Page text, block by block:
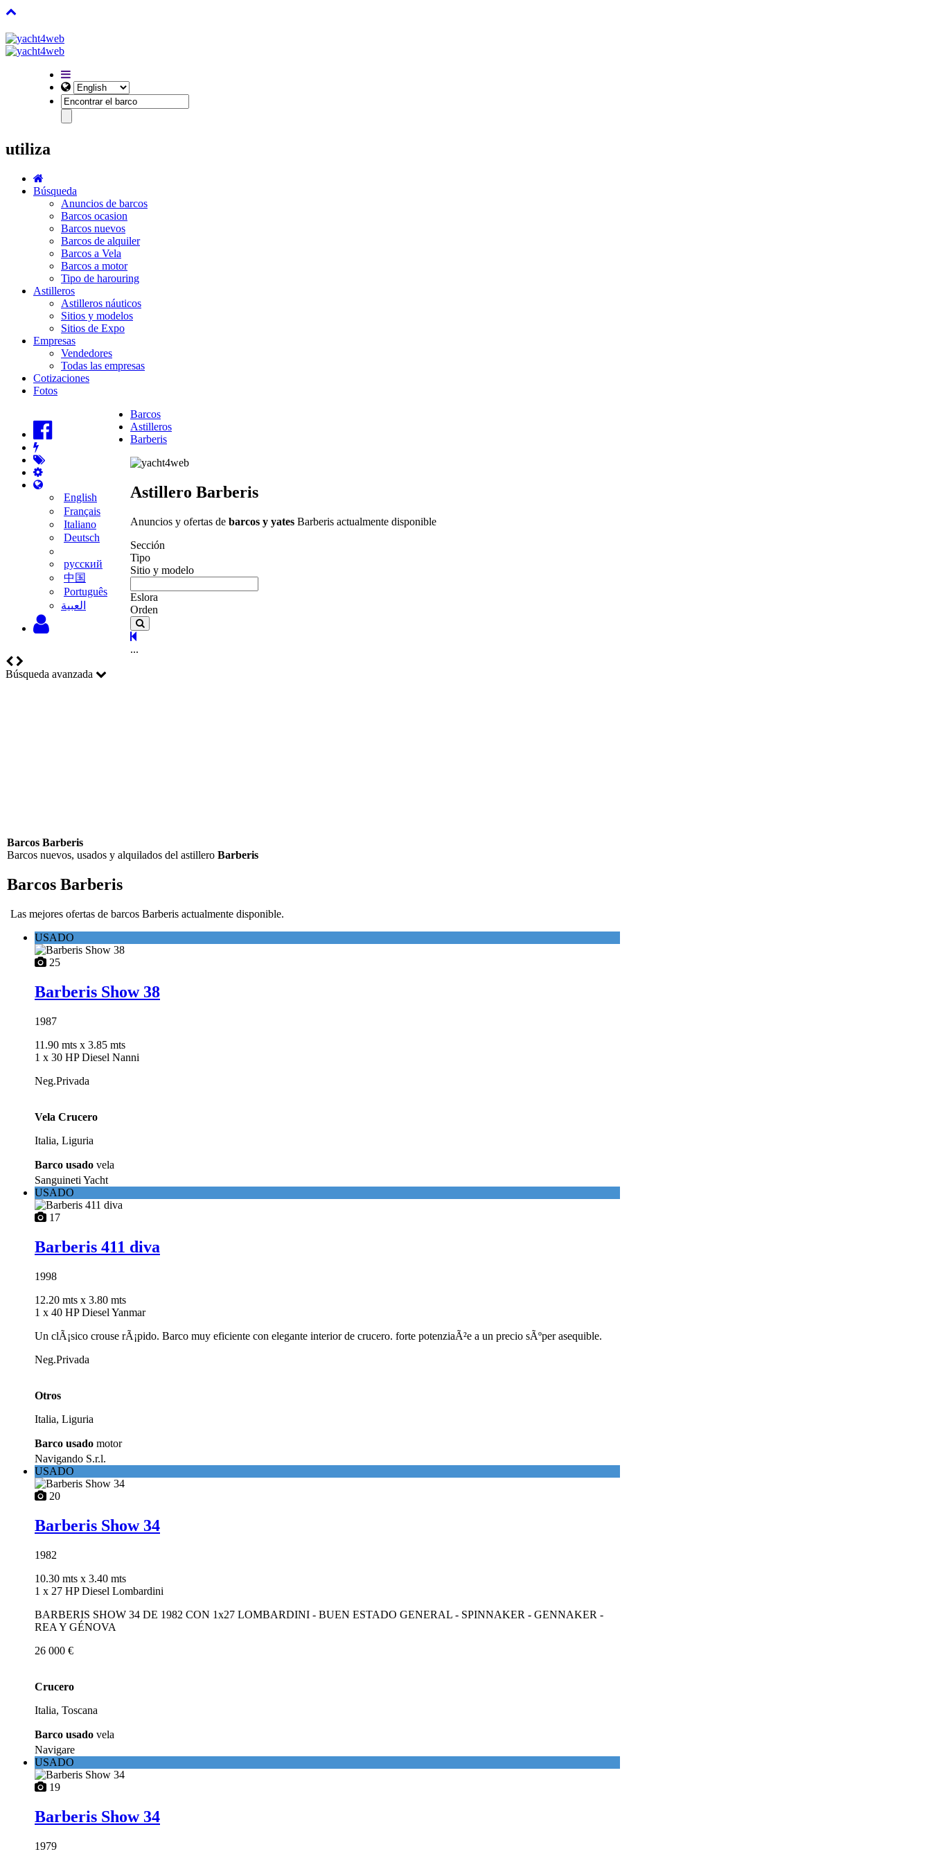
utiliza
Búsqueda
Anuncios de barcos
Barcos ocasion
Barcos nuevos
Barcos de alquiler
Barcos a Vela
Barcos a motor
Tipo de harouring
Astilleros
Astilleros náuticos
Sitios y modelos
Sitios de Expo
Empresas
Vendedores
Todas las empresas
Cotizaciones
Fotos
English
Français
Italiano
Deutsch
русский
中国
Português
‫العبية
Barcos
Astilleros
Barberis
Astillero Barberis
Anuncios y ofertas de barcos y yates Barberis actualmente disponible
Sección
Tipo
Sitio y modelo
Eslora
Orden
...
Búsqueda avanzada
Barcos Barberis
Barcos nuevos, usados y alquilados del astillero Barberis
Barcos Barberis
Las mejores ofertas de barcos Barberis actualmente disponible.
USADO
25
Barberis Show 38
1987
11.90 mts x 3.85 mts
1 x 30 HP Diesel Nanni
Neg.Privada
Vela Crucero
Italia, Liguria
Barco usado vela
Sanguineti Yacht
USADO
17
Barberis 411 diva
1998
12.20 mts x 3.80 mts
1 x 40 HP Diesel Yanmar
Un clÃ¡sico crouse rÃ¡pido. Barco muy eficiente con elegante interior de crucero. forte potenziaÃ²e a un precio sÃºper asequible.
Neg.Privada
Otros
Italia, Liguria
Barco usado motor
Navigando S.r.l.
USADO
20
Barberis Show 34
1982
10.30 mts x 3.40 mts
1 x 27 HP Diesel Lombardini
BARBERIS SHOW 34 DE 1982 CON 1x27 LOMBARDINI - BUEN ESTADO GENERAL - SPINNAKER - GENNAKER -
REA Y GÉNOVA
26 000 €
Crucero
Italia, Toscana
Barco usado vela
Navigare
USADO
19
Barberis Show 34
1979